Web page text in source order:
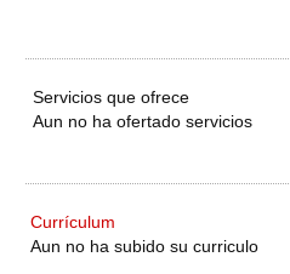
Servicios que ofrece
Aun no ha ofertado servicios
Currículum
Aun no ha subido su curriculo